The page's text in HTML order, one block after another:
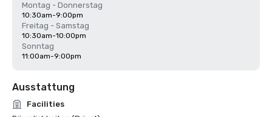
Montag - Donnerstag
10:30am-9:00pm
Freitag - Samstag
10:30am-10:00pm
Sonntag
11:00am-9:00pm
Ausstattung
Facilities